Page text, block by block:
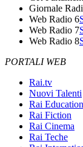
Giornale
Web Radio 6
Web Radio 7
Web Radio 8
PORTALI WEB
Rai.tv
Nuovi Talenti
Rai
Rai Fiction
Rai Cinema
Rai Teche